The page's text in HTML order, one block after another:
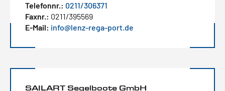
Telefonnr.: 0211/306371
Faxnr.: 0211/395569
E-Mail: info@lenz-rega-port.de
SAILART Segelboote GmbH